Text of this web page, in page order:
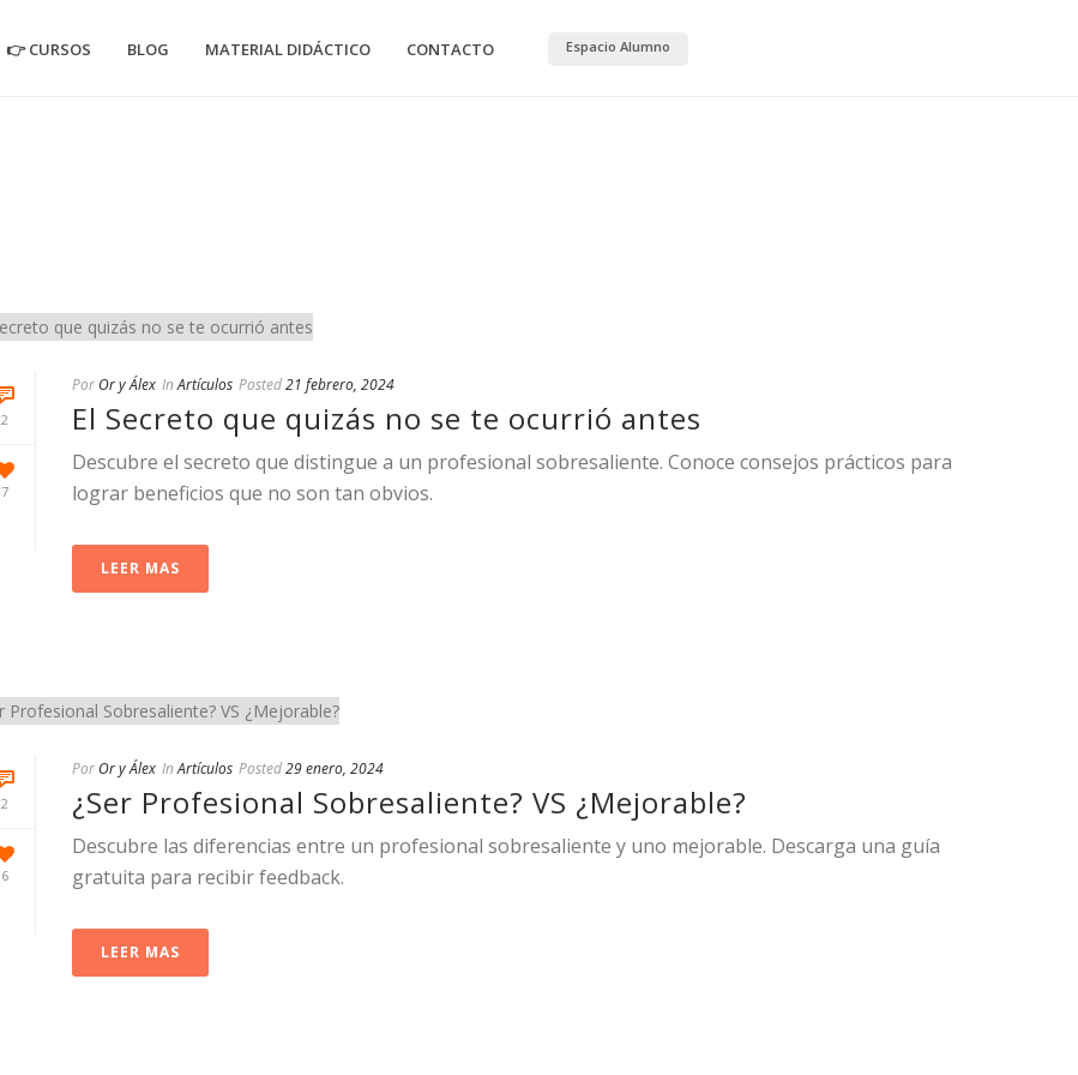
👉 CURSOS BLOG MATERIAL DIDÁCTICO CONTACTO Espacio Alumno
2
7
Por Or y Álex In Artículos Posted 21 febrero, 2024
El Secreto que quizás no se te ocurrió antes
Descubre el secreto que distingue a un profesional sobresaliente. Conoce consejos prácticos para
lograr beneficios que no son tan obvios.
LEER MAS
2
6
Por Or y Álex In Artículos Posted 29 enero, 2024
¿Ser Profesional Sobresaliente? VS ¿Mejorable?
Descubre las diferencias entre un profesional sobresaliente y uno mejorable. Descarga una guía
gratuita para recibir feedback.
LEER MAS